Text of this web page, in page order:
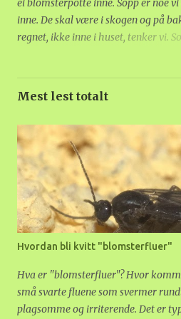
inne. De skal være i skogen og på
regnet, ikke inne i huset, tenker vi.
jobber bakterier og nettopp sopper
organisk materiale, slik at plantene
det. Om forholdene er de rette, vil
sette frukt: det vi tenker på som en
si hver gang det kommer opp sopp
snakk om sopparten gulfnokket
birnbaumii) Den er vanlig i
å overleve. Ute i Norge overvintrer
Mest lest totalt
Hvordan bli kvitt "blomsterfluer"
Hva er "blomsterfluer"? Hvor
små svarte fluene som svermer
plagsomme og irriterende. Det er